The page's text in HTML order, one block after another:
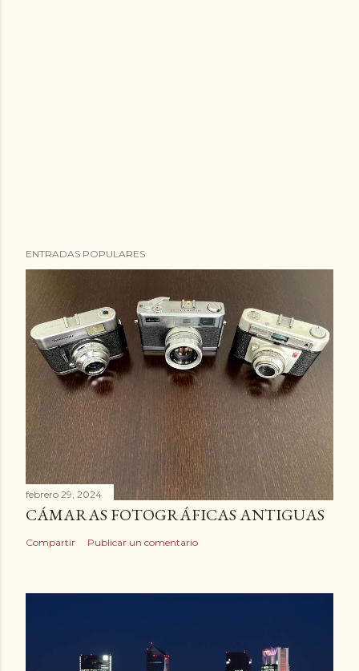
ENTRADAS POPULARES
febrero 29, 2024
CÁMARAS FOTOGRÁFICAS ANTIGUAS
Compartir Publicar un comentario